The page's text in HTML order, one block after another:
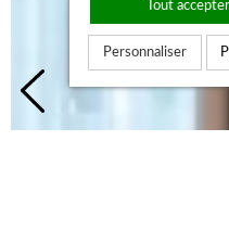
Tout accepter
Personnaliser